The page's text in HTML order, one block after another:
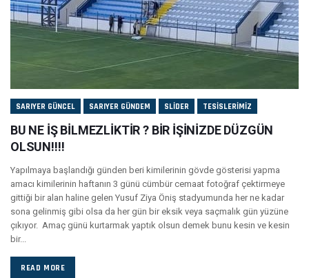
SARIYER GÜNCEL SARIYER GÜNDEM SLIDER TESISLERIMIZ
BU NE İŞ BİLMEZLİKTİR ? BİR İŞİNİZDE DÜZGÜN
OLSUN!!!!
Yapılmaya başlandığı günden beri kimilerinin gövde gösterisi yapma
amacı kimilerinin haftanın 3 günü cümbür cemaat fotoğraf çektirmeye
gittiği bir alan haline gelen Yusuf Ziya Öniş stadyumunda her ne kadar
sona gelinmiş gibi olsa da her gün bir eksik veya saçmalık gün yüzüne
çıkıyor. Amaç günü kurtarmak yaptık olsun demek bunu kesin ve kesin
bir...
READ MORE